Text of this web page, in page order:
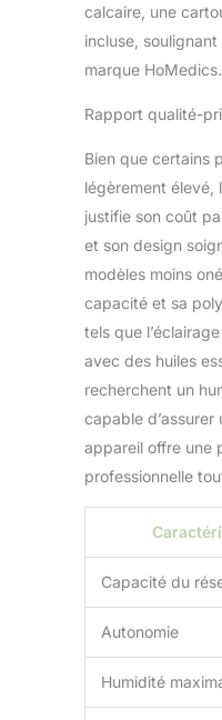
calcaire, une
incluse,
marque HoMedics.
Rapport qualité-
Bien que certains
légèrement élevé,
justifie son coût
et son design
modèles moins
capacité et sa
tels que
avec des huiles
recherchent un
capable
appareil offre une
professionnelle
Capacité du
Autonomie
Humidité